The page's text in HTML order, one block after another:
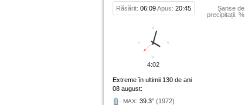
Răsărit: 06:09Apus: 20:45
Șanse de
precipitații, %
Extreme în ultimii 130 de ani
08 august:
MAX: 39.3° (1972)
4:02